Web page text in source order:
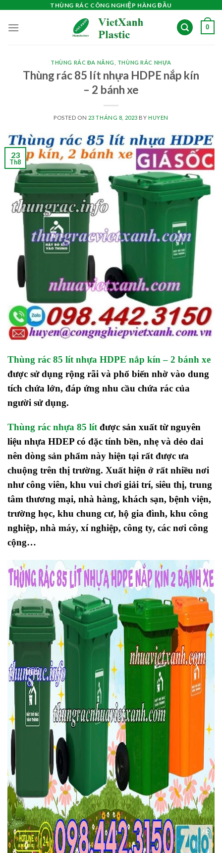
content
THÙNG RÁC CÔNG NGHIỆP HÀNG ĐẦU
0
THÙNG RÁC ĐA NĂNG THÙNG RÁC NHỰA
Thùng rác 85 lít nhựa HDPE nắp kín
– 2 bánh xe
POSTED ON 23 THÁNG 8, 2023 BY HUYEN
23
Th8
Thùng rác 85 lít nhựa HDPE nắp kín – 2 bánh xe
được sử dụng rộng rãi và phổ biến nhờ vào dung
tích chứa lớn, đáp ứng nhu cầu chứa rác của
người sử dụng.
Thùng rác nhựa 85 lít được sản xuất từ nguyên
liệu nhựa HDEP có đặc tính bền, nhẹ và dẻo dai
nên dòng sản phẩm này hiện tại rất được ưa
chuộng trên thị trường. Xuất hiện ở rất nhiều nơi
như công viên, khu vui chơi giải trí, siêu thị, trung
tâm thương mại, nhà hàng, khách sạn, bệnh viện,
trường học, khu chung cư, hộ gia đình, khu công
nghiệp, nhà máy, xí nghiệp, công ty, các nơi công
cộng…